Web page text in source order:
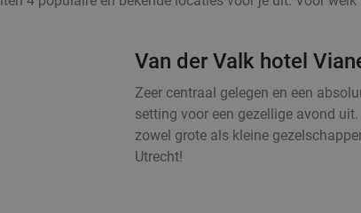
Van der Valk hotel
Zeer centraal gelegen en een
setting voor een gezellige avond
zowel grote als kleine
Utrecht!